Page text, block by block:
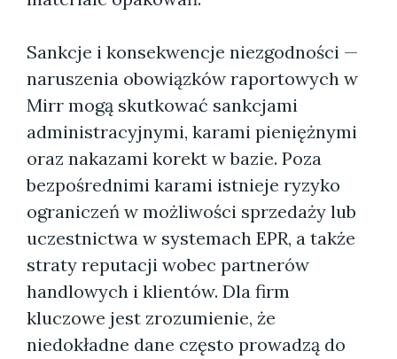
Sankcje i konsekwencje niezgodności —
naruszenia obowiązków raportowych w
Mirr mogą skutkować sankcjami
administracyjnymi, karami pieniężnymi
oraz nakazami korekt w bazie. Poza
bezpośrednimi karami istnieje ryzyko
ograniczeń w możliwości sprzedaży lub
uczestnictwa w systemach EPR, a także
straty reputacji wobec partnerów
handlowych i klientów. Dla firm
kluczowe jest zrozumienie, że
niedokładne dane często prowadzą do